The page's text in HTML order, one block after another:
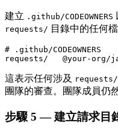
建立 .github/CODEOWNERS
requests/ 目錄中的任何檔
# .github/CODEOWNERS
這表示任何涉及 requests/
團隊的審查。團隊成員仍
步驟 5 — 建立請求目